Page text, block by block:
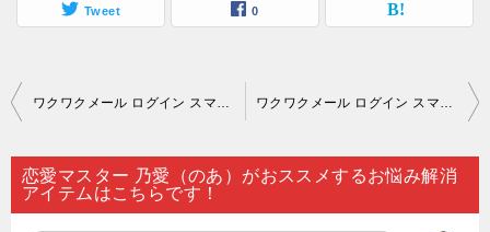
Tweet 0
投
ナ
ビ
ワクワクメール ログイン スマホ｜簡便に恋人探しをしたいと思ったら…。 ワクワクメール ログイン スマホ｜思いを胸にしまっておくのも素敵なものですが…。
恋愛マスター 乃愛（のあ）がおススメするお悩み解消
アイテムはこちらです！